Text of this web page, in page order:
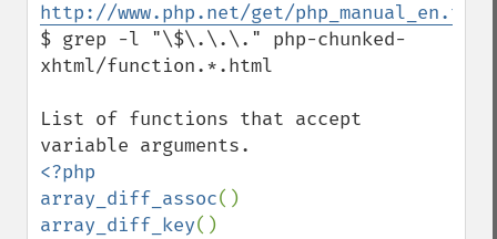
http://www.php.net/get/
$ grep -l "\$\.\.\." php-chunked-
xhtml/function.*.html
List of functions that accept
<?php
array_diff_assoc
array_diff_key